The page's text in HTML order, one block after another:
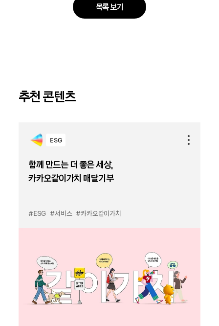
목록 보기
추천 콘텐츠
ESG
함께 만드는 더 좋은 세상,
카카오같이가치 매달기부
#ESG #서비스 #카카오같이가치